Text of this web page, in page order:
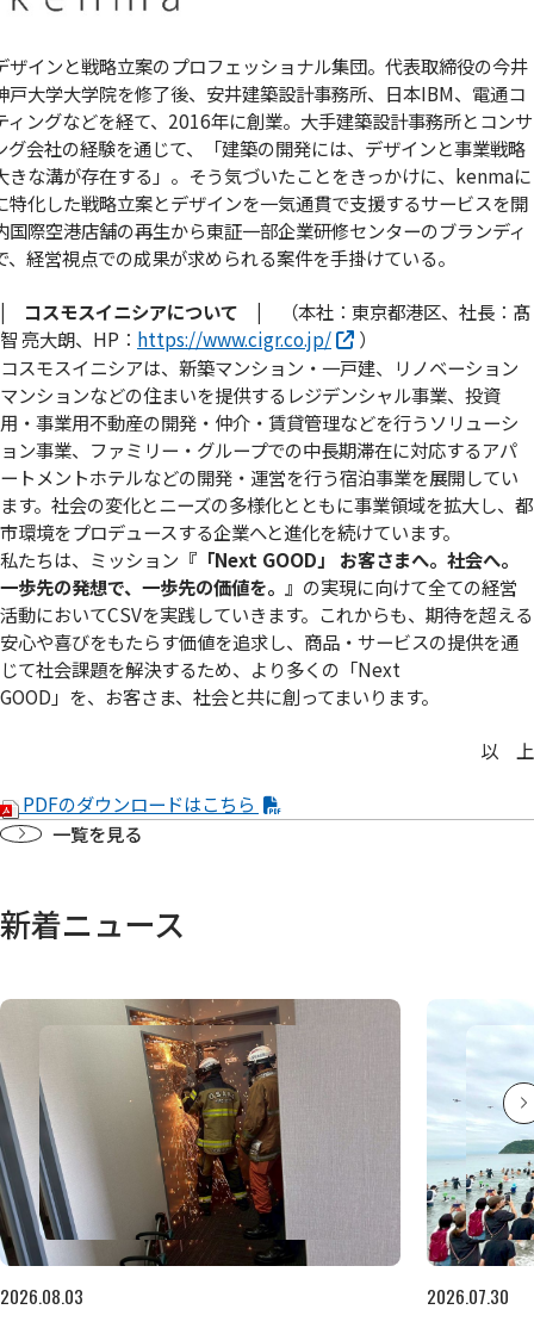
ザインと戦略立案のプロフェッショナル集団。代表取締役の今井
戸大学大学院を修了後、安井建築設計事務所、日本IBM、電通コ
ィングなどを経て、2016年に創業。大手建築設計事務所とコンサ
グ会社の経験を通じて、「建築の開発には、デザインと事業戦略
きな溝が存在する」。そう気づいたことをきっかけに、kenmaに
特化した戦略立案とデザインを一気通貫で支援するサービスを開
国際空港店舗の再生から東証一部企業研修センターのブランディ
、経営視点での成果が求められる案件を手掛けている。
| コスモスイニシアについて | （本社：東京都港区、社長：髙
智 亮大朗、HP： https://www.cigr.co.jp/
）
コスモスイニシアは、新築マンション・一戸建、リノベーション
マンションなどの住まいを提供するレジデンシャル事業、投資
用・事業用不動産の開発・仲介・賃貸管理などを行うソリューシ
ョン事業、ファミリー・グループでの中長期滞在に対応するアパ
ートメントホテルなどの開発・運営を行う宿泊事業を展開してい
ます。社会の変化とニーズの多様化とともに事業領域を拡大し、都
市環境をプロデュースする企業へと進化を続けています。
私たちは、ミッション 『「Next GOOD」 お客さまへ。社会へ。
⼀歩先の発想で、⼀歩先の価値を。』 の実現に向けて全ての経営
活動においてCSVを実践していきます。これからも、期待を超える
安心や喜びをもたらす価値を追求し、商品・サービスの提供を通
じて社会課題を解決するため、より多くの「Next
GOOD」を、お客さま、社会と共に創ってまいります。
以 上
PDFのダウンロードはこちら
一覧を見る
新着ニュース
2026.08.03
2026.07.30